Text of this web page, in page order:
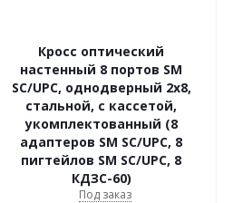
Кросс оптический
настенный 8 портов SM
SC/UPC, однодверный 2х8,
стальной, с кассетой,
укомплектованный (8
адаптеров SM SC/UPC, 8
пигтейлов SM SC/UPC, 8
КДЗС-60)
Под заказ